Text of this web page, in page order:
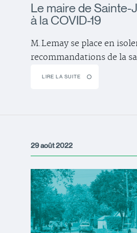
Le maire de Sainte-
à la COVID-19
M.Lemay se place en
recommandations de la
LIRE LA SUITE
29 août 2022